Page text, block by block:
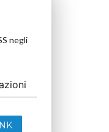
negli